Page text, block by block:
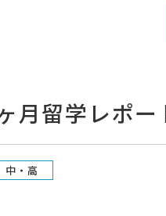
月留学レポ
中・高